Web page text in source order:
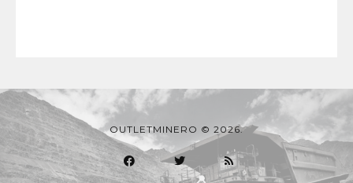
OUTLETMINERO © 2026.